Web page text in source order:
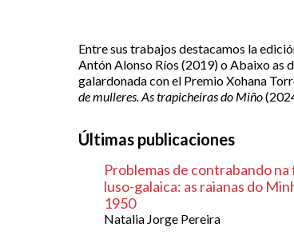
Entre sus trabajos destacamos la
Antón Alonso Ríos (2019) o Abaixo as
galardonada con el Premio Xohana
de mulleres. As trapicheiras do Miño
Últimas publicaciones
Problemas de contrabando
luso-galaica: as raianas do
1950
Natalia Jorge Pereira